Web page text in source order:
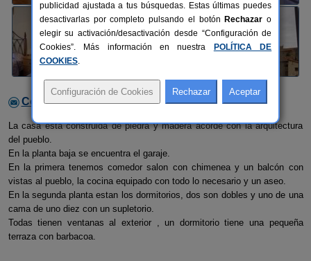
Contactar con el alojamiento
La casa está construida de piedra y madera acorde con la arquitectura
del pueblo.
En la planta baja se encuentra el garaje.
En la primera tenemos comedor salon con chimenea y un balcón con
vistas al pueblo, la cocina equipado con todo lo necesario y un aseo.
En la segunda planta estan los dormitorios, dos son dobles y uno de una
cama de uno diez con un supletorio.
Todas tienen ventanas al exterior , un dormitorio tiene una pequeña
terraza con barbacoa.
publicidad ajustada a tus búsquedas. Estas últimas puedes
desactivarlas por completo pulsando el botón Rechazar o
elegir su activación/desactivación desde “Configuración de
Cookies”. Más información en nuestra
POLÍTICA DE
COOKIES.